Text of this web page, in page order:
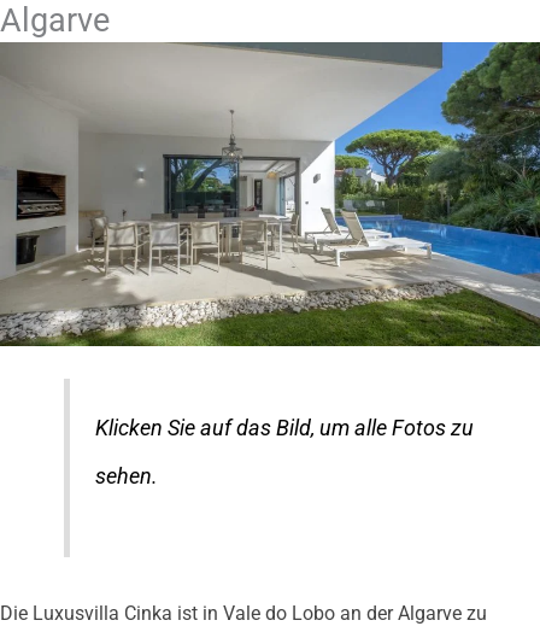
Algarve
Klicken Sie auf das Bild, um alle Fotos zu
sehen.
Die Luxusvilla Cinka ist in Vale do Lobo an der Algarve zu